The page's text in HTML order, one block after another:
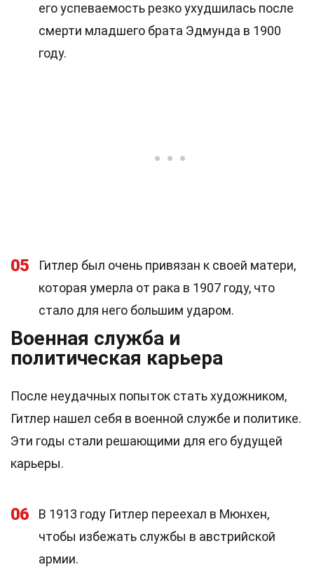
его успеваемость резко ухудшилась после
смерти младшего брата Эдмунда в 1900
году.
05
Гитлер был очень привязан к своей матери,
которая умерла от рака в 1907 году, что
стало для него большим ударом.
Военная служба и
политическая карьера
После неудачных попыток стать художником,
Гитлер нашел себя в военной службе и политике.
Эти годы стали решающими для его будущей
карьеры.
06
В 1913 году Гитлер переехал в Мюнхен,
чтобы избежать службы в австрийской
армии.